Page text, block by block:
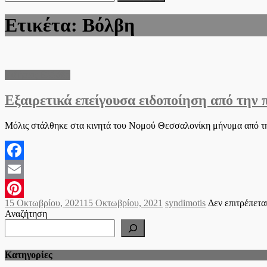
για:
Ετικέτα: Βόλβη
Εξαιρετικά επείγουσα ειδοποίηση από την
Μόλις στάλθηκε στα κινητά του Νομού Θεσσαλονίκη μήνυμα από
Facebook
Email
Pinterest
Posted
on
15 Οκτωβρίου, 202115 Οκτωβρίου, 2021 Author
syndimotis Δεν
Αναζήτηση
Kατηγορίες